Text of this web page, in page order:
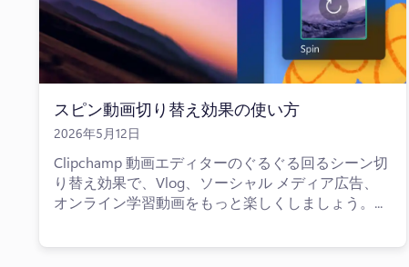
スピン動画切り替え効果の使い方
2026年5月12日
Clipchamp 動画エディターのぐるぐる回るシーン切
り替え効果で、Vlog、ソーシャル メディア広告、
オンライン学習動画をもっと楽しくしましょう。...